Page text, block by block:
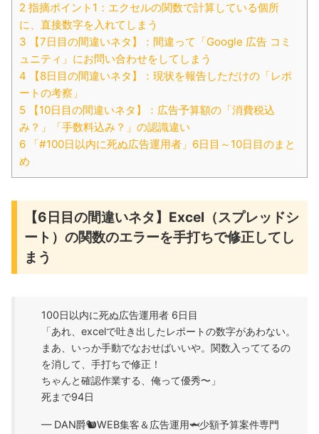
2 指摘ポイント1：エクセルの関数で計算している個所
に、直接数字を入れてしまう
3 【7日目の間違いネタ】：間違って「Google 広告 コミ
ュニティ」にお問い合わせをしてしまう
4 【8日目の間違いネタ】：現状を報告しただけの「レポ
ートの考察」
5 【10日目の間違いネタ】：広告予算額の「消費税込
み？」「手数料込み？」の認識違い
6 「#100日以内に死ぬ広告運用者」6日目～10日目のまと
め
【6日目の間違いネタ】Excel（スプレッドシ
ート）の関数のエラーを手打ちで修正してし
まう
100日以内に死ぬ広告運用者 6日目
「あれ、excelで吐き出したレポートの数字があわない。
まあ、いっか手動でなおせばいいや。関数入っててるの
を消して、手打ちで修正！
ちゃんと確認作業する、俺って優秀〜」
死まで94日
— DAN爵🐿WEB集客＆広告運用🦈少額予算案件専門